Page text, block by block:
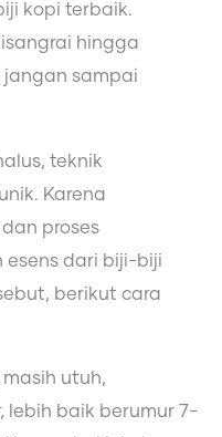
kopi terbaik.
hingga
sampai
teknik
Karena
proses
esens dari biji-biji
berikut cara
utuh,
lebih baik berumur 7-